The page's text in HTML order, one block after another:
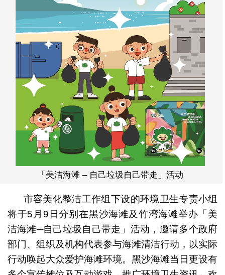
「美洁海滩 – 自己垃圾自己带走」活动
市容美化整洁工作组下设的环境卫生专责小组
将于5月9日分别在黑沙海滩及竹湾海滩举办「美
洁海滩─自己垃圾自己带走」活动，邀请多个政府
部门、组织及机构代表参与海滩清洁行动，以实际
行动唤起大众爱护海滩环境。黑沙海滩当日更设有